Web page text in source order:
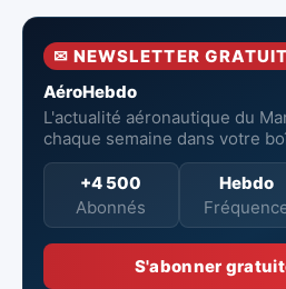
pertes nettes
réduites
premier
✉ NEWSLETTER
AéroHebdo
L'actualité aéronautique du
chaque semaine dans votre
+4 500
Abonnés
Hebdo
S'abonner